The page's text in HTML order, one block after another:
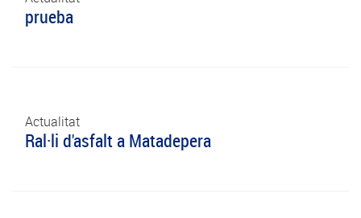
prueba
Actualitat
Ral·li d'asfalt a Matadepera